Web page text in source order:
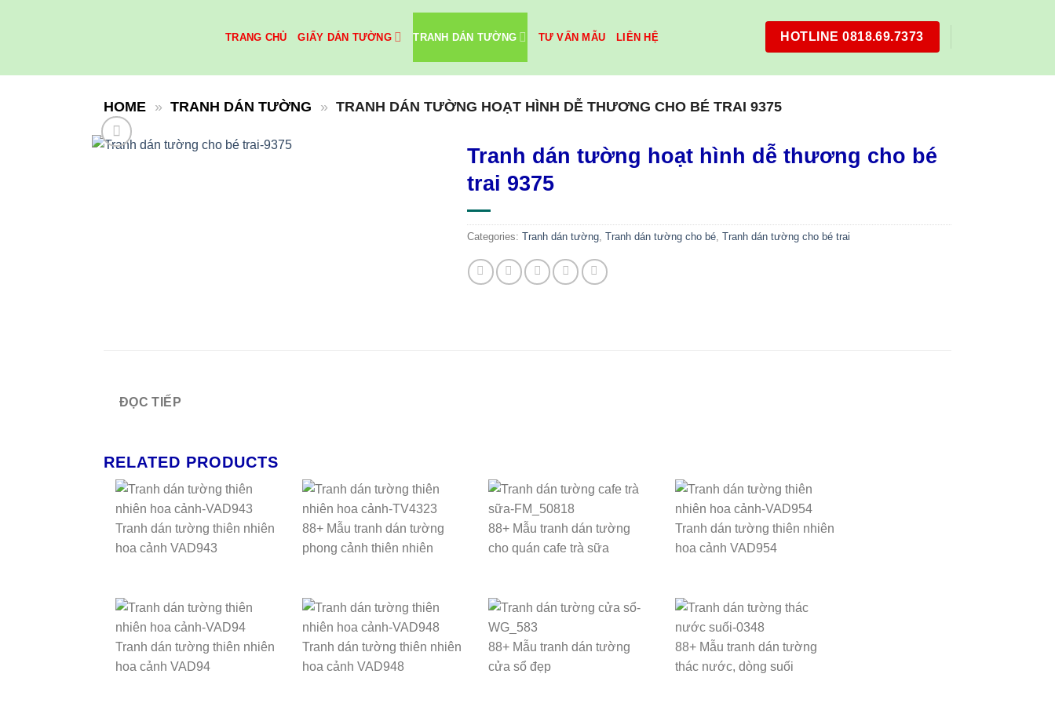
TRANG CHỦ GIẤY DÁN TƯỜNG TRANH DÁN TƯỜNG TƯ VẤN MẪU LIÊN HỆ HOTLINE 0818.69.7373
HOME » TRANH DÁN TƯỜNG » TRANH DÁN TƯỜNG HOẠT HÌNH DỄ THƯƠNG CHO BÉ TRAI 9375
Tranh dán tường hoạt hình dễ thương cho bé
trai 9375
Categories: Tranh dán tường, Tranh dán tường cho bé, Tranh dán tường cho bé trai
ĐỌC TIẾP
RELATED PRODUCTS
Tranh dán tường thiên nhiên
hoa cảnh VAD943
88+ Mẫu tranh dán tường
phong cảnh thiên nhiên
88+ Mẫu tranh dán tường
cho quán cafe trà sữa
Tranh dán tường thiên nhiên
hoa cảnh VAD954
Tranh dán tường thiên nhiên
hoa cảnh VAD94
Tranh dán tường thiên nhiên
hoa cảnh VAD948
88+ Mẫu tranh dán tường
cửa sổ đẹp
88+ Mẫu tranh dán tường
thác nước, dòng suối